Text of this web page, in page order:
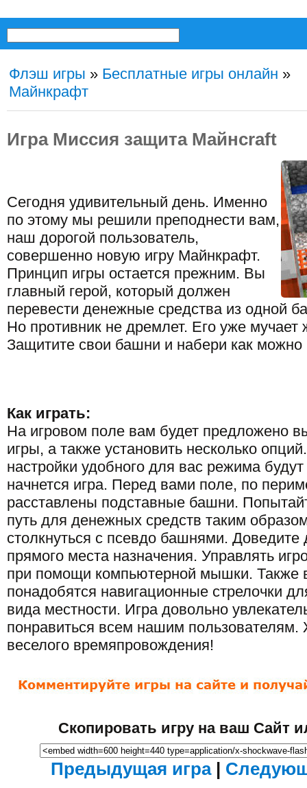
Флэш игры » Бесплатные игры онлайн »
Майнкрафт
Игра Миссия защита Майнcraft
Сегодня удивительный день. Именно
по этому мы решили преподнести вам,
наш дорогой пользователь,
совершенно новую игру Майнкрафт.
Принцип игры остается прежним. Вы
главный герой, который должен
перевести денежные средства из одной
Но противник не дремлет. Его уже
Защитите свои башни и набери как
Как играть:
На игровом поле вам будет предложено
игры, а также установить несколько
настройки удобного для вас режима
начнется игра. Перед вами поле, по
расставлены подставные башни.
путь для денежных средств таким
столкнуться с псевдо башнями. Доведите
прямого места назначения. Управлять
при помощи компьютерной мышки. Также
понадобятся навигационные стрелочки
вида местности. Игра довольно
понравиться всем нашим
веселого времяпровождения!
Скопировать игру на ваш Сайт
Предыдущая игра|